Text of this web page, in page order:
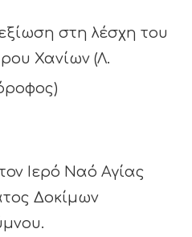
στη λέσχη του
Χανίων (Λ.
Ιερό Ναό Αγίας
Δοκίμων